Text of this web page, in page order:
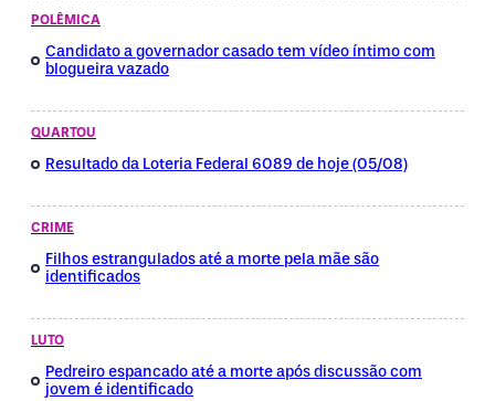
POLÊMICA
Candidato a governador casado tem vídeo íntimo com
blogueira vazado
QUARTOU
Resultado da Loteria Federal 6089 de hoje (05/08)
CRIME
Filhos estrangulados até a morte pela mãe são
identificados
LUTO
Pedreiro espancado até a morte após discussão com
jovem é identificado